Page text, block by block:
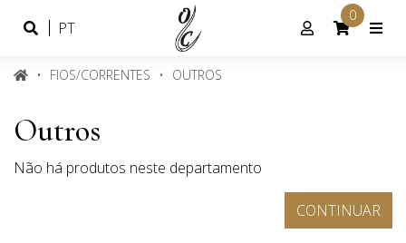
Idioma
PT
Conta
0
FIOS/CORRENTES OUTROS
Outros
Não há produtos neste departamento
CONTINUAR